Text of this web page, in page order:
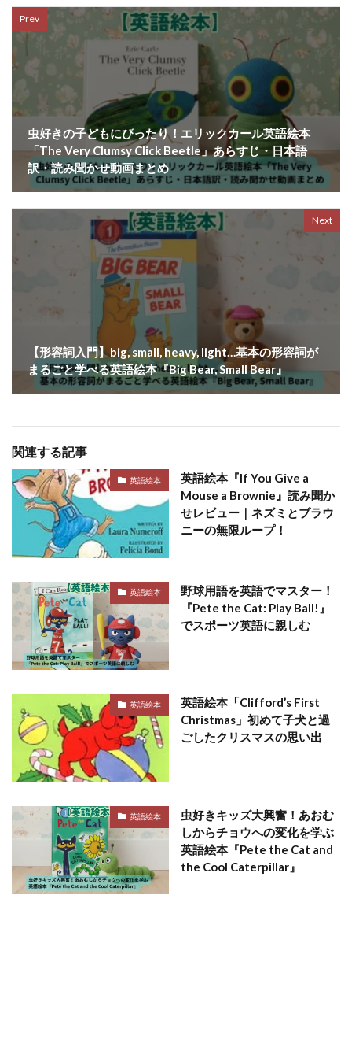
Prev
虫好きの子どもにぴったり！エリックカール英語絵本
「The Very Clumsy Click Beetle」あらすじ・日本語
訳・読み聞かせ動画まとめ
Next
【形容詞入門】big, small, heavy, light…基本の形容詞が
まるごと学べる英語絵本『Big Bear, Small Bear』
関連する記事
英語絵本
英語絵本『If You Give a
Mouse a Brownie』読み聞か
せレビュー｜ネズミとブラウ
ニーの無限ループ！
英語絵本
野球用語を英語でマスター！
『Pete the Cat: Play Ball!』
でスポーツ英語に親しむ
英語絵本
英語絵本「Clifford’s First
Christmas」初めて子犬と過
ごしたクリスマスの思い出
英語絵本
虫好きキッズ大興奮！あおむ
しからチョウへの変化を学ぶ
英語絵本『Pete the Cat and
the Cool Caterpillar』